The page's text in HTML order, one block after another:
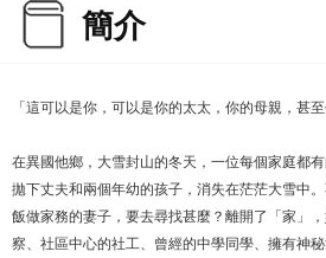
簡介
「這可以是你，可以是你的太太，你的母親，甚
在異國他鄉，大雪封山的冬天，一位每個家庭都
拋下丈夫和兩個年幼的孩子，消失在茫茫大雪中
飯做家務的妻子，要去尋找甚麼？離開了「家」
察、社區中心的社工、曾經的中學同學、擁有神